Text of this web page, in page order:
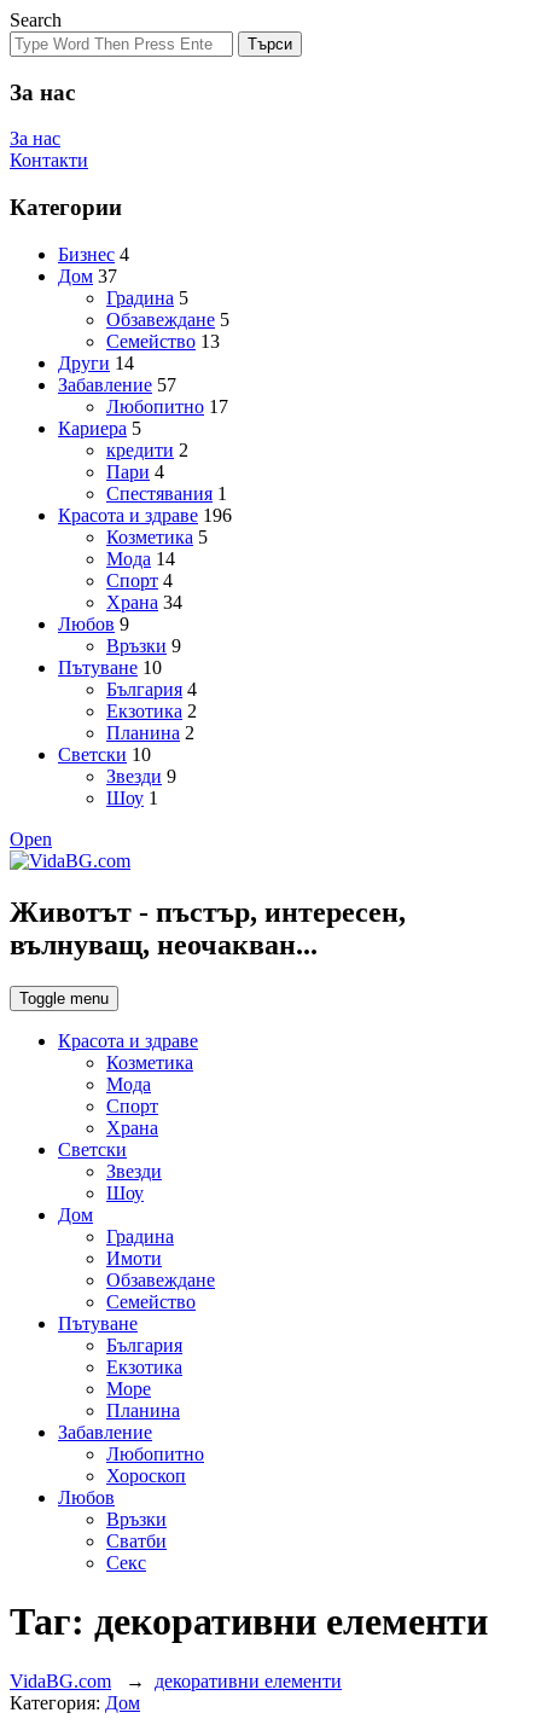
Search
Търси
За нас
За нас
Контакти
Категории
Бизнес 4
Дом 37
Градина 5
Обзавеждане 5
Семейство 13
Други 14
Забавление 57
Любопитно 17
Кариера 5
кредити 2
Пари 4
Спестявания 1
Красота и здраве 196
Козметика 5
Мода 14
Спорт 4
Храна 34
Любов 9
Връзки 9
Пътуване 10
България 4
Екзотика 2
Планина 2
Светски 10
Звезди 9
Шоу 1
Open
Животът - пъстър, интересен,
вълнуващ, неочакван...
Toggle menu
Красота и здраве
Козметика
Мода
Спорт
Храна
Светски
Звезди
Шоу
Дом
Градина
Имоти
Обзавеждане
Семейство
Пътуване
България
Екзотика
Море
Планина
Забавление
Любопитно
Хороскоп
Любов
Връзки
Сватби
Секс
Таг: декоративни елементи
VidaBG.com → декоративни елементи
Категория: Дом